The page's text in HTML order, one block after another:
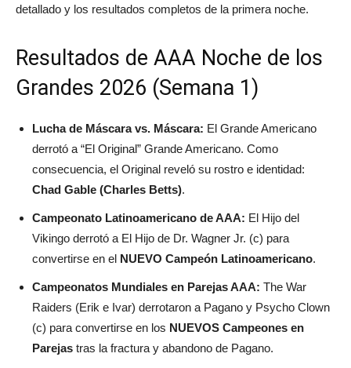
detallado y los resultados completos de la primera noche.
Resultados de AAA Noche de los
Grandes 2026 (Semana 1)
Lucha de Máscara vs. Máscara: El Grande Americano
derrotó a “El Original” Grande Americano. Como
consecuencia, el Original reveló su rostro e identidad:
Chad Gable (Charles Betts).
Campeonato Latinoamericano de AAA: El Hijo del
Vikingo derrotó a El Hijo de Dr. Wagner Jr. (c) para
convertirse en el NUEVO Campeón Latinoamericano.
Campeonatos Mundiales en Parejas AAA: The War
Raiders (Erik e Ivar) derrotaron a Pagano y Psycho Clown
(c) para convertirse en los NUEVOS Campeones en
Parejas tras la fractura y abandono de Pagano.